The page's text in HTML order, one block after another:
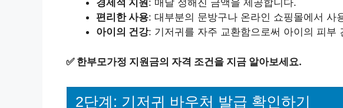
경제적 지원: 매달 정해진 금액을 제공합니다.
편리한 사용: 대부분의 문방구나 온라인 쇼핑몰에서 사
아이의 건강: 기저귀를 자주 교환함으로써 아이의 피부
✅ 한부모가정 지원금의 자격 조건을 지금 알아보세요.
2단계: 기저귀 바우처 발급 확인하기